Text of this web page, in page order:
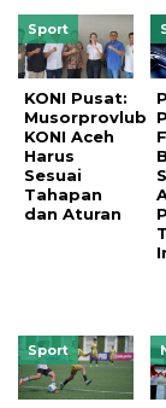
Sport
KONI Pusat:
Musorprovlub
KONI Aceh
Harus
Sesuai
Tahapan
dan Aturan
Sport